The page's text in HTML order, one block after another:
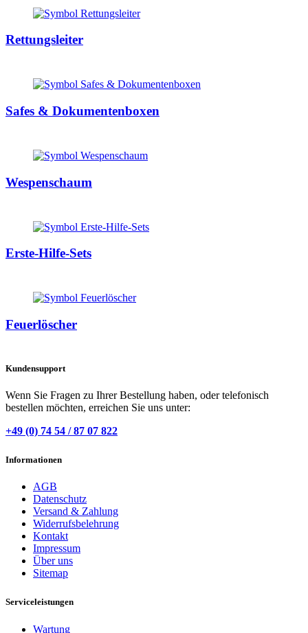
Rettungsleiter
Safes & Dokumentenboxen
Wespenschaum
Erste-Hilfe-Sets
Feuerlöscher
Kundensupport
Wenn Sie Fragen zu Ihrer Bestellung haben, oder telefonisch
bestellen möchten, erreichen Sie uns unter:
+49 (0) 74 54 / 87 07 822
Informationen
AGB
Datenschutz
Versand & Zahlung
Widerrufsbelehrung
Kontakt
Impressum
Über uns
Sitemap
Serviceleistungen
Wartung